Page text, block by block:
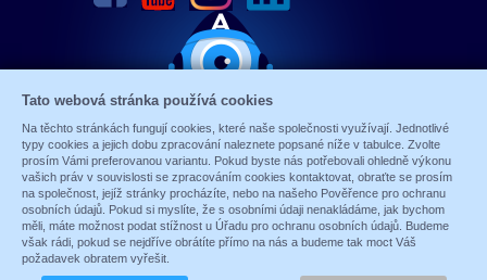
© 1989 - 2026 ALARM ABSOLON, spol. s.r.o.
Sun-shop
Tato webová stránka používá cookies
Na těchto stránkách fungují cookies, které naše společnosti využívají. Jednotlivé
typy cookies a jejich dobu zpracování naleznete popsané níže v tabulce. Zvolte
prosím Vámi preferovanou variantu. Pokud byste nás potřebovali ohledně výkonu
vašich práv v souvislosti se zpracováním cookies kontaktovat, obraťte se prosím
na společnost, jejíž stránky procházíte, nebo na našeho Pověřence pro ochranu
osobních údajů. Pokud si myslíte, že s osobními údaji nenakládáme, jak bychom
měli, máte možnost podat stížnost u Úřadu pro ochranu osobních údajů. Budeme
však rádi, pokud se nejdříve obrátíte přímo na nás a budeme tak moct Váš
požadavek obratem vyřešit.